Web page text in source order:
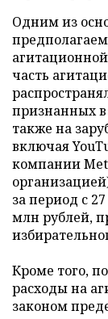
Одним из
часть
признанных
также на
включая
компании
за период с
млн рублей,
Кроме того,
расходы на
законом